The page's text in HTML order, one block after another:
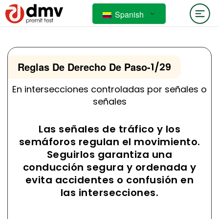
Spanish
Reglas De Derecho De Paso-1/29
En intersecciones controladas por señales o
señales
Las señales de tráfico y los
semáforos regulan el movimiento.
Seguirlos garantiza una
conducción segura y ordenada y
evita accidentes o confusión en
las intersecciones.